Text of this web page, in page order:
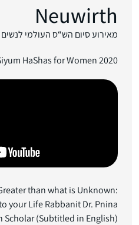
Neuwirth
מאירוע סיום הש“ס העולמי
HaShas for Women 2020
than what is Unknown:
your Life Rabbanit Dr. Pnina
Scholar (Subtitled in English)